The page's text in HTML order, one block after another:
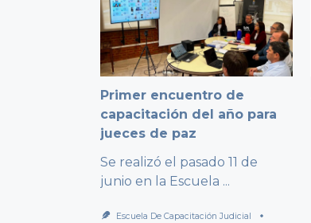
Primer encuentro de
capacitación del año para
jueces de paz
Se realizó el pasado 11 de
junio en la Escuela ...
Escuela De Capacitación Judicial